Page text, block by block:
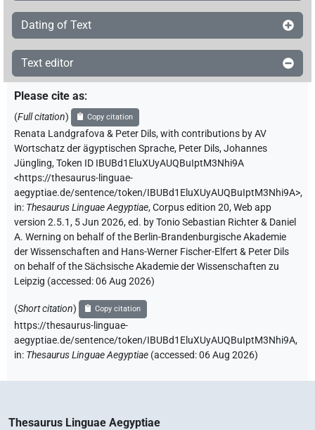
Dating of Text
Text editor
Please cite as:
(Full citation) Copy citation
Renata Landgrafova & Peter Dils,with contributions byAV
Wortschatz der ägyptischen Sprache, Peter Dils,Johannes
Jüngling,Token ID IBUBd1EluXUyAUQBuIptM3Nhi9A
<https://thesaurus-linguae-
aegyptiae.de/sentence/token/IBUBd1EluXUyAUQBuIptM3Nhi9A>,
in: Thesaurus Linguae Aegyptiae,Corpus edition 20, Web app
version 2.5.1, 5 Jun 2026, ed. by Tonio Sebastian Richter & Daniel
A. Werning on behalf of the Berlin-Brandenburgische Akademie
der Wissenschaften and Hans-Werner Fischer-Elfert & Peter Dils
on behalf of the Sächsische Akademie der Wissenschaften zu
Leipzig (accessed:06 Aug 2026)
(Short citation) Copy citation
https://thesaurus-linguae-
aegyptiae.de/sentence/token/IBUBd1EluXUyAUQBuIptM3Nhi9A,
in: Thesaurus Linguae Aegyptiae (accessed:06 Aug 2026)
Thesaurus Linguae Aegyptiae